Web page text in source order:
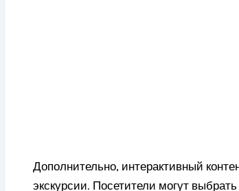
Дополнительно, интерактивный
экскурсии. Посетители могут